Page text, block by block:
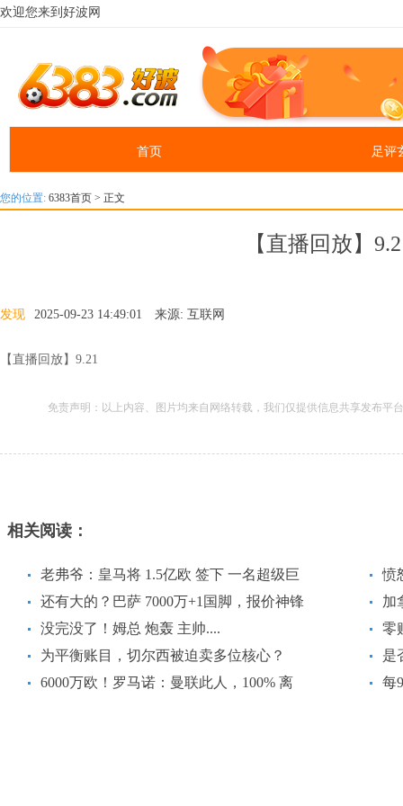
欢迎您来到好波网
首页 足评
您的位置: 6383首页 > 正文
【直播回放】
发现 2025-09-23 14:49:01 来源: 互联网
【直播回放】9.21
免责声明：以上内容、图片均来自网络转载，我们仅提供信息共享发布平